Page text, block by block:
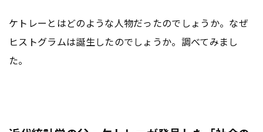
ケトレーとはどのような人物だったのでしょうか。なぜ
ヒストグラムは誕生したのでしょうか。調べてみまし
た。